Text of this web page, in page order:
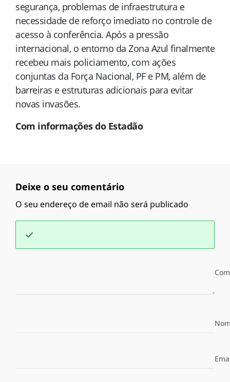
segurança, problemas de infraestrutura e
necessidade de reforço imediato no controle de
acesso à conferência. Após a pressão
internacional, o entorno da Zona Azul finalmente
recebeu mais policiamento, com ações
conjuntas da Força Nacional, PF e PM, além de
barreiras e estruturas adicionais para evitar
novas invasões.
Com informações do Estadão
Deixe o seu comentário
O seu endereço de email não será publicado